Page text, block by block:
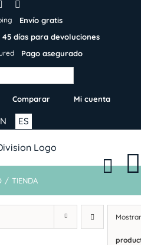
Envío gratis
45 días para devoluciones
Pago asegurado
Comparar Mi cuenta
ES
/ TIENDA